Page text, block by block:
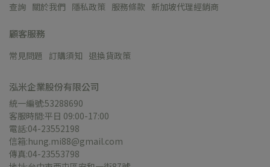
查詢 關於我們 隱私政策 服務條款 新加坡代理經銷商
顧客服務
常見問題 訂購須知 退換貨政策
泓米企業股份有限公司
統一編號:53288690
客服時間:平日 09:00-17:00
電話:04-23552198
信箱:hung.mi88@gmail.com
傳真:04-23553798